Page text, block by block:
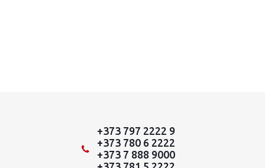
+373 797 2222 9
+373 780 6 2222
+373 7 888 9000